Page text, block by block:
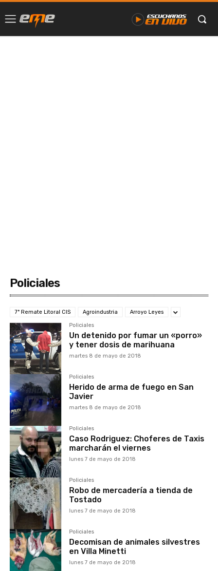
Policiales
7° Remate Litoral CIS Agroindustria Arroyo Leyes
Policiales
Un detenido por fumar un «porro»
y tener dosis de marihuana
martes 8 de mayo de 2018
Policiales
Herido de arma de fuego en San
Javier
martes 8 de mayo de 2018
Policiales
Caso Rodriguez: Choferes de Taxis
marcharán el viernes
lunes 7 de mayo de 2018
Policiales
Robo de mercadería a tienda de
Tostado
lunes 7 de mayo de 2018
Policiales
Decomisan de animales silvestres
en Villa Minetti
lunes 7 de mayo de 2018